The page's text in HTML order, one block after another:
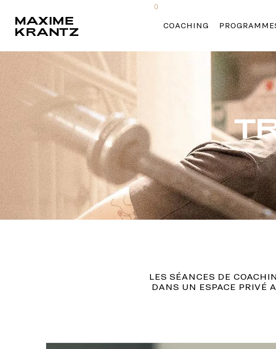
MAXIME
KRANTZ
0
COACHING
LES SÉANCES DE
DANS UN ESPACE PRIVÉ